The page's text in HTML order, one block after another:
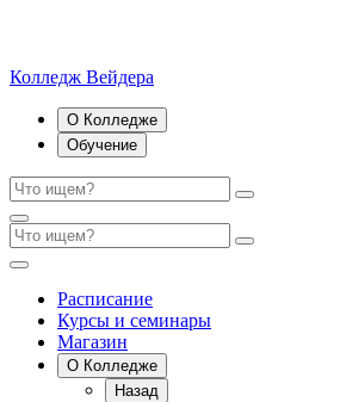
Колледж Вейдера
О Колледже
Обучение
Расписание
Курсы и семинары
Магазин
О Колледже
Назад